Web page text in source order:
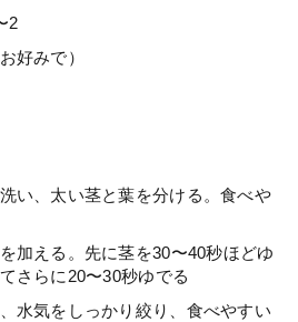
2
好みで）
い、太い茎と葉を分ける。食べや
加える。先に茎を30〜40秒ほどゆ
さらに20〜30秒ゆでる
水気をしっかり絞り、食べやすい